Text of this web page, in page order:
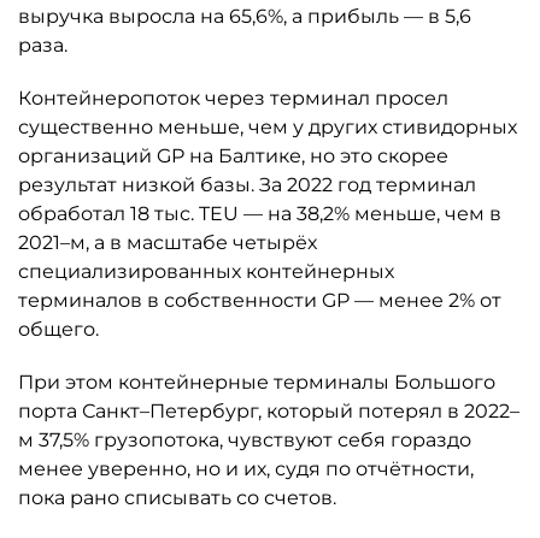
выручка выросла на 65,6%, а прибыль — в 5,6
раза.
Контейнеропоток через терминал просел
существенно меньше, чем у других стивидорных
организаций GP на Балтике, но это скорее
результат низкой базы. За 2022 год терминал
обработал 18 тыс. TEU — на 38,2% меньше, чем в
2021–м, а в масштабе четырёх
специализированных контейнерных
терминалов в собственности GP — менее 2% от
общего.
При этом контейнерные терминалы Большого
порта Санкт–Петербург, который потерял в 2022–
м 37,5% грузопотока, чувствуют себя гораздо
менее уверенно, но и их, судя по отчётности,
пока рано списывать со счетов.